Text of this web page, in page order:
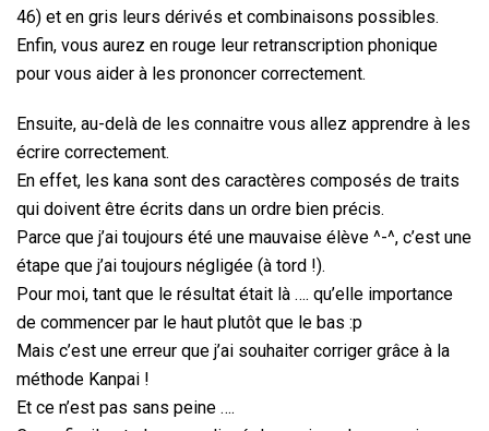
46) et en gris leurs dérivés et combinaisons possibles.
Enfin, vous aurez en rouge leur retranscription phonique
pour vous aider à les prononcer correctement.
Ensuite, au-delà de les connaitre vous allez apprendre à les
écrire correctement.
En effet, les kana sont des caractères composés de traits
qui doivent être écrits dans un ordre bien précis.
Parce que j’ai toujours été une mauvaise élève ^-^, c’est une
étape que j’ai toujours négligée (à tord !).
Pour moi, tant que le résultat était là …. qu’elle importance
de commencer par le haut plutôt que le bas :p
Mais c’est une erreur que j’ai souhaiter corriger grâce à la
méthode Kanpai !
Et ce n’est pas sans peine ….